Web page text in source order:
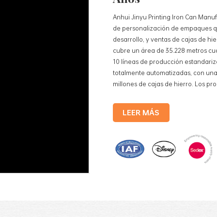
Anhui Jinyu Printing Iron Can
de personalización de empaques
desarrollo, y ventas de cajas de
cubre un área de 35.228 metros
10 líneas de producción
totalmente automatizadas, con
millones de cajas de hierro. Los
cosméticos, cajas de lata para
hojalata, etc. Líneas de
LEER MÁS